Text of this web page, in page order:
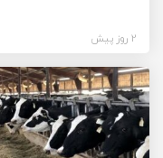
2 روز پیش